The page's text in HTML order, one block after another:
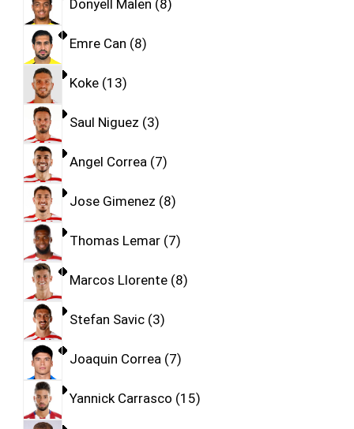
Donyell Malen 8
Emre Can 8
Koke 13
Saul Niguez 3
Angel Correa 7
Jose Gimenez 8
Thomas Lemar 7
Marcos Llorente 8
Stefan Savic 3
Joaquin Correa 7
Yannick Carrasco 15